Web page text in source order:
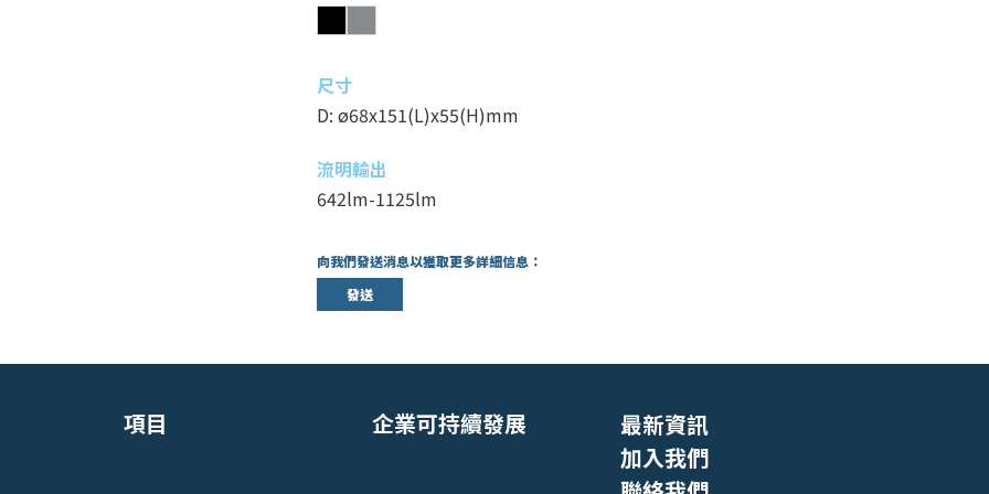
尺寸
D: ø68x151(L)x55(H)mm
流明輸出
642lm-1125lm
向我們發送消息以獲取更多詳細信息：
發送
項目 企業可持續發展
最新資訊
加入我們